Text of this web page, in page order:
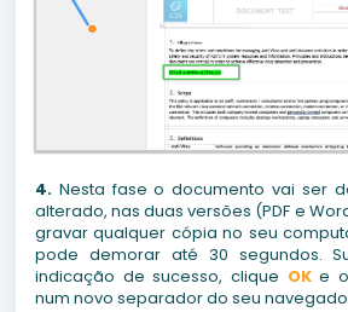
4. Nesta fase o documento vai ser
alterado, nas duas versões (PDF e
gravar qualquer cópia no seu
pode demorar até 30 segundos.
indicação de sucesso, clique OKe
num novo separador do seu